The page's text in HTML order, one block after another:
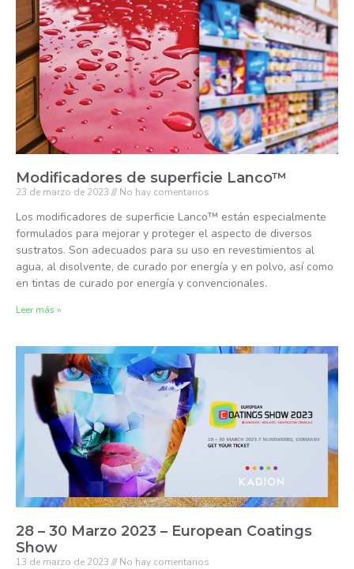
Modificadores de superficie Lanco™
23 de marzo de 2023 No hay comentarios
Los modificadores de superficie Lanco™ están especialmente
formulados para mejorar y proteger el aspecto de diversos
sustratos. Son adecuados para su uso en revestimientos al
agua, al disolvente, de curado por energía y en polvo, así como
en tintas de curado por energía y convencionales.
Leer más »
28 – 30 Marzo 2023 – European Coatings
Show
13 de marzo de 2023 No hay comentarios